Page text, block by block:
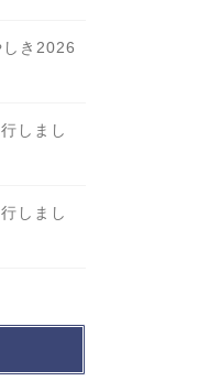
しき2026
しまし
しまし